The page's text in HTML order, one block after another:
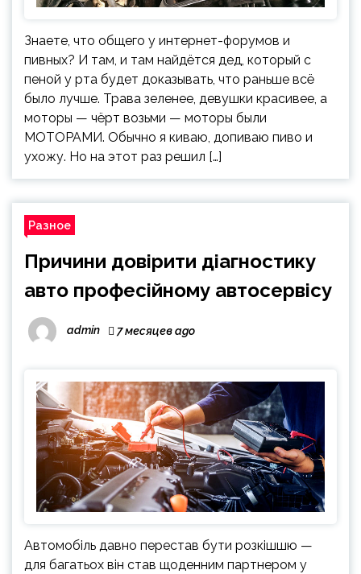
Знаете, что общего у интернет-форумов и
пивных? И там, и там найдётся дед, который с
пеной у рта будет доказывать, что раньше всё
было лучше. Трава зеленее, девушки красивее, а
моторы — чёрт возьми — моторы были
МОТОРАМИ. Обычно я киваю, допиваю пиво и
ухожу. Но на этот раз решил […]
Разное
Причини довірити діагностику
авто професійному автосервісу
admin 7 месяцев ago
Автомобіль давно перестав бути розкішшю —
для багатьох він став щоденним партнером у